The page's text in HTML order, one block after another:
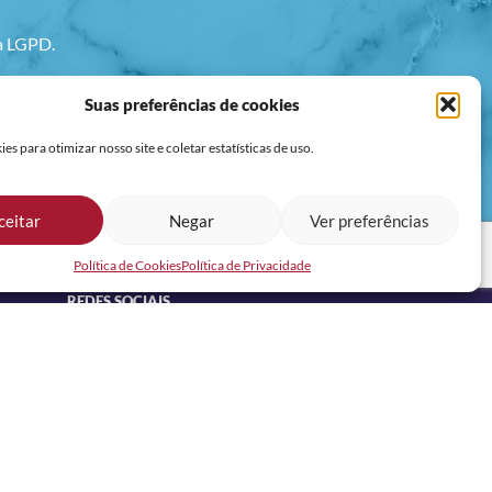
Suas preferências de cookies
para otimizar nosso site e coletar estatísticas de uso.
Negar Ver preferências
Política de CookiesPolítica de Privacidade
REDES SOCIAIS